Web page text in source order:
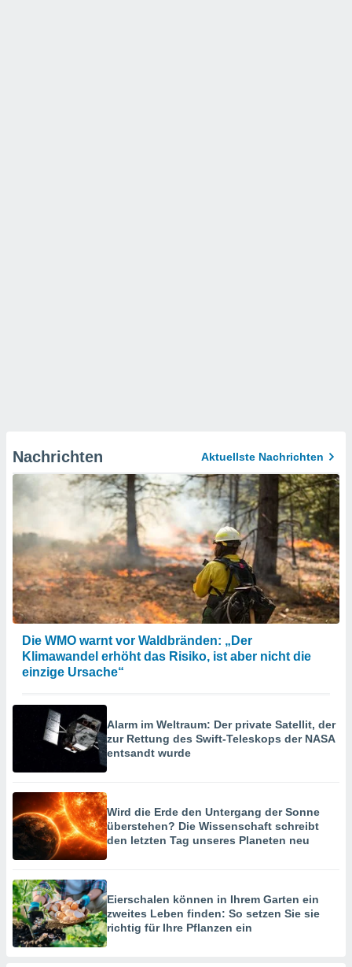
Nachrichten Aktuellste Nachrichten
Die WMO warnt vor Waldbränden: „Der
Klimawandel erhöht das Risiko, ist aber nicht die
einzige Ursache“
Alarm im Weltraum: Der private Satellit, der
zur Rettung des Swift-Teleskops der NASA
entsandt wurde
Wird die Erde den Untergang der Sonne
überstehen? Die Wissenschaft schreibt
den letzten Tag unseres Planeten neu
Eierschalen können in Ihrem Garten ein
zweites Leben finden: So setzen Sie sie
richtig für Ihre Pflanzen ein